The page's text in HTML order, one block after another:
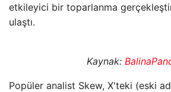
etkileyici bir toparlanma
ulaştı.
Kaynak:
Popüler analist Skew, X'teki (eski